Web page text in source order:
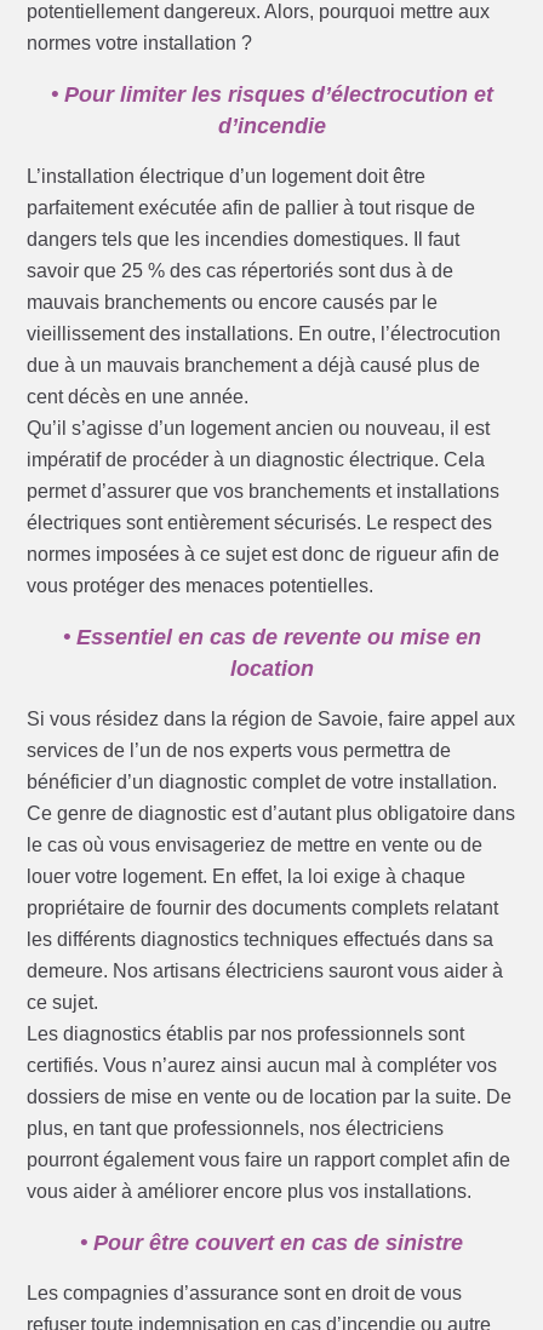
potentiellement dangereux. Alors, pourquoi mettre aux
normes votre installation ?
• Pour limiter les risques d’électrocution et
d’incendie
L’installation électrique d’un logement doit être
parfaitement exécutée afin de pallier à tout risque de
dangers tels que les incendies domestiques. Il faut
savoir que 25 % des cas répertoriés sont dus à de
mauvais branchements ou encore causés par le
vieillissement des installations. En outre, l’électrocution
due à un mauvais branchement a déjà causé plus de
cent décès en une année.
Qu’il s’agisse d’un logement ancien ou nouveau, il est
impératif de procéder à un diagnostic électrique. Cela
permet d’assurer que vos branchements et installations
électriques sont entièrement sécurisés. Le respect des
normes imposées à ce sujet est donc de rigueur afin de
vous protéger des menaces potentielles.
• Essentiel en cas de revente ou mise en
location
Si vous résidez dans la région de Savoie, faire appel aux
services de l’un de nos experts vous permettra de
bénéficier d’un diagnostic complet de votre installation.
Ce genre de diagnostic est d’autant plus obligatoire dans
le cas où vous envisageriez de mettre en vente ou de
louer votre logement. En effet, la loi exige à chaque
propriétaire de fournir des documents complets relatant
les différents diagnostics techniques effectués dans sa
demeure. Nos artisans électriciens sauront vous aider à
ce sujet.
Les diagnostics établis par nos professionnels sont
certifiés. Vous n’aurez ainsi aucun mal à compléter vos
dossiers de mise en vente ou de location par la suite. De
plus, en tant que professionnels, nos électriciens
pourront également vous faire un rapport complet afin de
vous aider à améliorer encore plus vos installations.
• Pour être couvert en cas de sinistre
Les compagnies d’assurance sont en droit de vous
refuser toute indemnisation en cas d’incendie ou autre